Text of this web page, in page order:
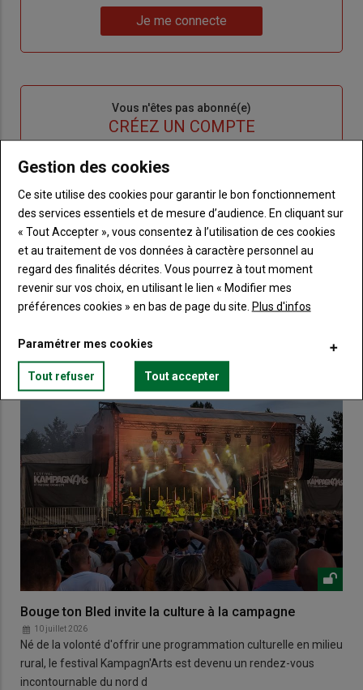
de
me
Je me connecte
Vous n'êtes pas abonné(e)
CRÉEZ UN COMPTE
BodyChoisissez votre formule et créez votre
compte pour accéder à tout Terre de
Touraine.
Lien Créez un compte
VOUS AIMEREZ AUSSI
Bouge ton Bled invite la culture à la campagne
10 juillet 2026
Né de la volonté d'offrir une programmation culturelle en milieu
rural, le festival Kampagn'Arts est devenu un rendez-vous
incontournable du nord d
Gestion des cookies
Ce site utilise des cookies pour garantir le bon fonctionnement
des services essentiels et de mesure d’audience. En cliquant sur
« Tout Accepter », vous consentez à l’utilisation de ces cookies
et au traitement de vos données à caractère personnel au
regard des finalités décrites. Vous pourrez à tout moment
revenir sur vos choix, en utilisant le lien « Modifier mes
préférences cookies » en bas de page du site. Plus d'infos
Paramétrer mes cookies
Tout refuser Tout accepter